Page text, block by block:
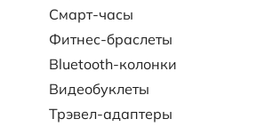
Смарт-часы
Фитнес-браслеты
Bluetooth-колонки
Видеобуклеты
Трэвел-адаптеры